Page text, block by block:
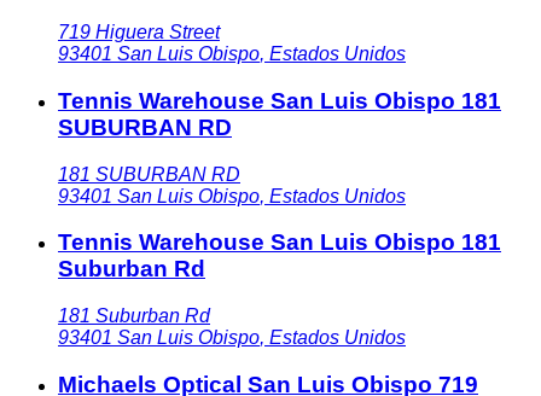
719 Higuera Street
93401 San Luis Obispo, Estados Unidos
Tennis Warehouse San Luis Obispo 181
SUBURBAN RD
181 SUBURBAN RD
93401 San Luis Obispo, Estados Unidos
Tennis Warehouse San Luis Obispo 181
Suburban Rd
181 Suburban Rd
93401 San Luis Obispo, Estados Unidos
Michaels Optical San Luis Obispo 719